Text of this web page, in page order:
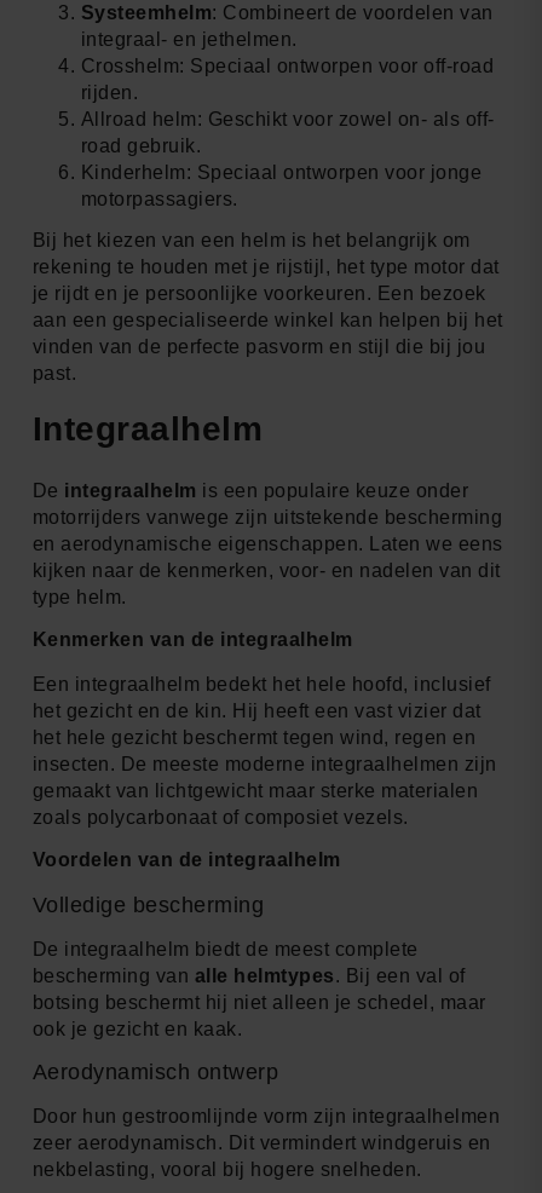
Systeemhelm: Combineert de voordelen van
integraal- en jethelmen.
Crosshelm: Speciaal ontworpen voor off-road
rijden.
Allroad helm: Geschikt voor zowel on- als off-
road gebruik.
Kinderhelm: Speciaal ontworpen voor jonge
motorpassagiers.
Bij het kiezen van een helm is het belangrijk om
rekening te houden met je rijstijl, het type motor dat
je rijdt en je persoonlijke voorkeuren. Een bezoek
aan een gespecialiseerde winkel kan helpen bij het
vinden van de perfecte pasvorm en stijl die bij jou
past.
Integraalhelm
De integraalhelm is een populaire keuze onder
motorrijders vanwege zijn uitstekende bescherming
en aerodynamische eigenschappen. Laten we eens
kijken naar de kenmerken, voor- en nadelen van dit
type helm.
Kenmerken van de integraalhelm
Een integraalhelm bedekt het hele hoofd, inclusief
het gezicht en de kin. Hij heeft een vast vizier dat
het hele gezicht beschermt tegen wind, regen en
insecten. De meeste moderne integraalhelmen zijn
gemaakt van lichtgewicht maar sterke materialen
zoals polycarbonaat of composiet vezels.
Voordelen van de integraalhelm
Volledige bescherming
De integraalhelm biedt de meest complete
bescherming van alle helmtypes. Bij een val of
botsing beschermt hij niet alleen je schedel, maar
ook je gezicht en kaak.
Aerodynamisch ontwerp
Door hun gestroomlijnde vorm zijn integraalhelmen
zeer aerodynamisch. Dit vermindert windgeruis en
nekbelasting, vooral bij hogere snelheden.